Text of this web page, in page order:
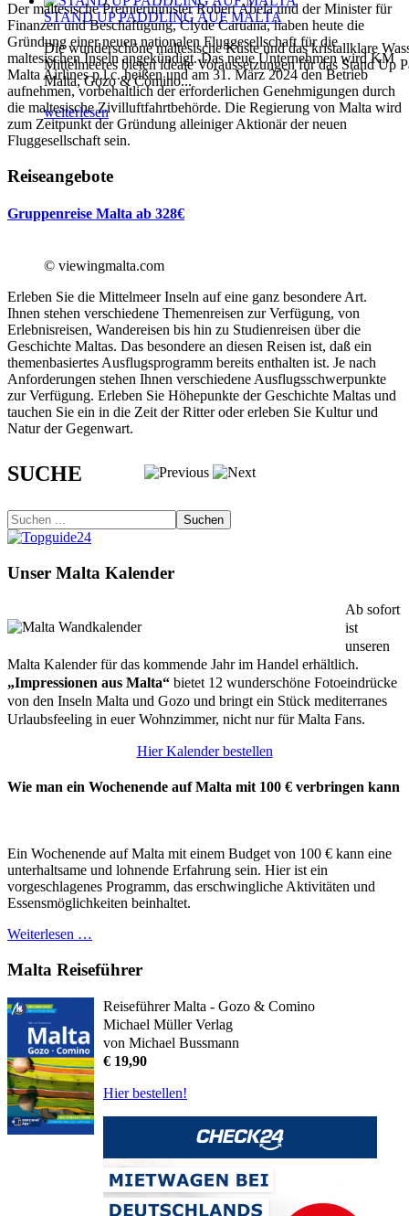
STAND UP PADDLING AUF MALTA
Die wunderschöne maltesische Küste und das kristallklare
Mittelmeeres bieten ideale Voraussetzungen für das Stand Up
Malta, Gozo & Comino...
weiterlesen
Der maltesische Premierminister Robert Abela und der Minister für
Finanzen und Beschäftigung, Clyde Caruana, haben heute die
Gründung einer neuen nationalen Fluggesellschaft für die
maltesischen Inseln angekündigt. Das neue Unternehmen wird KM
Malta Airlines p.l.c. heißen und am 31. März 2024 den Betrieb
aufnehmen, vorbehaltlich der erforderlichen Genehmigungen durch
die maltesische Zivilluftfahrtbehörde. Die Regierung von Malta wird
zum Zeitpunkt der Gründung alleiniger Aktionär der neuen
Fluggesellschaft sein.
Reiseangebote
Gruppenreise Malta ab 328€
© viewingmalta.com
Erleben Sie die Mittelmeer Inseln auf eine ganz besondere Art.
Ihnen stehen verschiedene Themenreisen zur Verfügung, von
Erlebnisreisen, Wandereisen bis hin zu Studienreisen über die
Geschichte Maltas. Das besondere an diesen Reisen ist, daß ein
themenbasiertes Ausflugsprogramm bereits enthalten ist. Je nach
Anforderungen stehen Ihnen verschiedene Ausflugsschwerpunkte
zur Verfügung. Erleben Sie Höhepunkte der Geschichte Maltas und
tauchen Sie ein in die Zeit der Ritter oder erleben Sie Kultur und
Natur der Gegenwart.
SUCHE
Suchen
Unser Malta Kalender
Ab sofort
ist
unseren
Malta Kalender für das kommende Jahr im Handel erhältlich.
„Impressionen aus Malta“ bietet 12 wunderschöne Fotoeindrücke
von den Inseln Malta und Gozo und bringt ein Stück mediterranes
Urlaubsfeeling in euer Wohnzimmer, nicht nur für Malta Fans.
Hier Kalender bestellen
Wie man ein Wochenende auf Malta mit 100 € verbringen kann
Ein Wochenende auf Malta mit einem Budget von 100 € kann eine
unterhaltsame und lohnende Erfahrung sein. Hier ist ein
vorgeschlagenes Programm, das erschwingliche Aktivitäten und
Essensmöglichkeiten beinhaltet.
Weiterlesen …
Malta Reiseführer
Reiseführer Malta - Gozo & Comino
Michael Müller Verlag
von Michael Bussmann
€ 19,90
Hier bestellen!